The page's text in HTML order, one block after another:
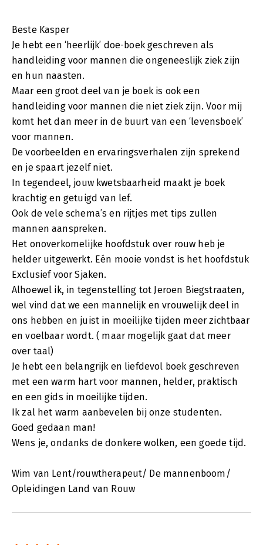
Beste Kasper
Je hebt een ‘heerlijk’ doe-boek geschreven als
handleiding voor mannen die ongeneeslijk ziek zijn
en hun naasten.
Maar een groot deel van je boek is ook een
handleiding voor mannen die niet ziek zijn. Voor mij
komt het dan meer in de buurt van een ‘levensboek’
voor mannen.
De voorbeelden en ervaringsverhalen zijn sprekend
en je spaart jezelf niet.
In tegendeel, jouw kwetsbaarheid maakt je boek
krachtig en getuigd van lef.
Ook de vele schema’s en rijtjes met tips zullen
mannen aanspreken.
Het onoverkomelijke hoofdstuk over rouw heb je
helder uitgewerkt. Eén mooie vondst is het hoofdstuk
Exclusief voor Sjaken.
Alhoewel ik, in tegenstelling tot Jeroen Biegstraaten,
wel vind dat we een mannelijk en vrouwelijk deel in
ons hebben en juist in moeilijke tijden meer zichtbaar
en voelbaar wordt. ( maar mogelijk gaat dat meer
over taal)
Je hebt een belangrijk en liefdevol boek geschreven
met een warm hart voor mannen, helder, praktisch
en een gids in moeilijke tijden.
Ik zal het warm aanbevelen bij onze studenten.
Goed gedaan man!
Wens je, ondanks de donkere wolken, een goede tijd.
Wim van Lent/rouwtherapeut/ De mannenboom/
Opleidingen Land van Rouw